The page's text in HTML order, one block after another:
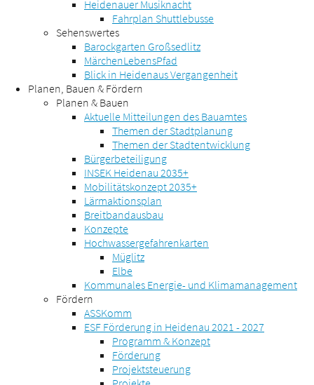
Heidenauer Musiknacht
Fahrplan Shuttlebusse
Sehenswertes
Barockgarten Großsedlitz
MärchenLebensPfad
Blick in Heidenaus Vergangenheit
Planen, Bauen & Fördern
Planen & Bauen
Aktuelle Mitteilungen des Bauamtes
Themen der Stadtplanung
Themen der Stadtentwicklung
Bürgerbeteiligung
INSEK Heidenau 2035+
Mobilitätskonzept 2035+
Lärmaktionsplan
Breitbandausbau
Konzepte
Hochwassergefahrenkarten
Müglitz
Elbe
Kommunales Energie- und Klimamanagement
Fördern
ASSKomm
ESF Förderung in Heidenau 2021 - 2027
Programm & Konzept
Förderung
Projektsteuerung